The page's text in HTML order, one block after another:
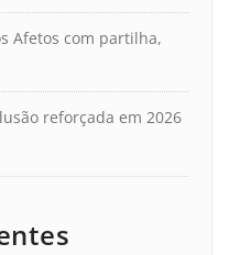
Afetos com partilha,
reforçada em 2026